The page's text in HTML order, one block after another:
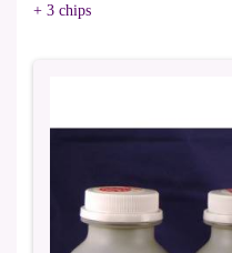
+ 3 chips